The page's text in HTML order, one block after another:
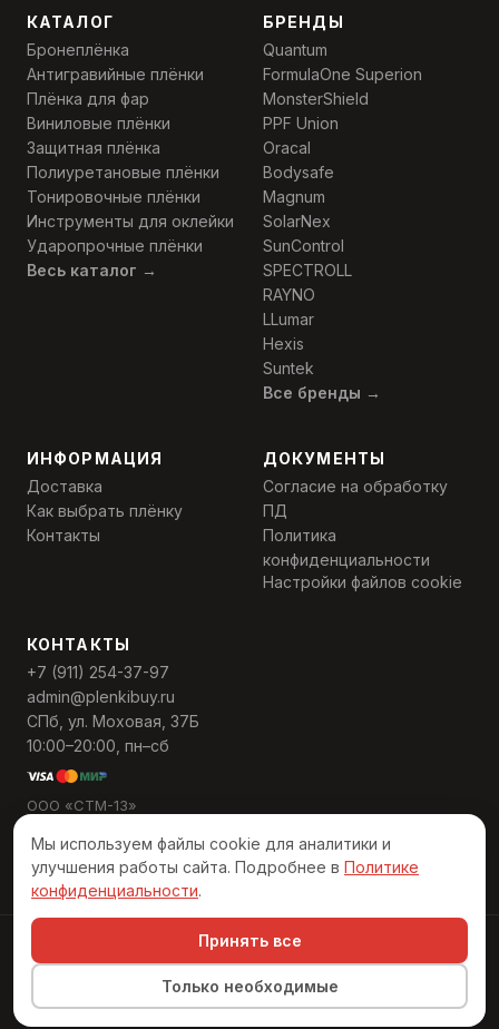
КАТАЛОГ
Бронеплёнка
Антигравийные плёнки
Плёнка для фар
Виниловые плёнки
Защитная плёнка
Полиуретановые плёнки
Тонировочные плёнки
Инструменты для оклейки
Ударопрочные плёнки
Весь каталог →
БРЕНДЫ
Quantum
FormulaOne Superion
MonsterShield
PPF Union
Oracal
Bodysafe
Magnum
SolarNex
SunControl
SPECTROLL
RAYNO
LLumar
Hexis
Suntek
Все бренды →
ИНФОРМАЦИЯ
Доставка
Как выбрать плёнку
Контакты
ДОКУМЕНТЫ
Согласие на обработку
ПД
Политика
конфиденциальности
Настройки файлов cookie
КОНТАКТЫ
+7 (911) 254-37-97
admin@plenkibuy.ru
СПб, ул. Моховая, 37Б
10:00–20:00, пн–сб
ООО «СТМ-13»
ОГРН 1137847495389
© 2026 «Пленкибай». Все права защищены
Разработано в Numeral Digital
Мы используем файлы cookie для аналитики и
улучшения работы сайта. Подробнее в Политике
конфиденциальности.
Принять все
Только необходимые